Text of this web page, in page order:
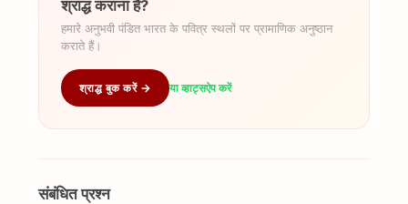
श्राद्ध कराना है?
हमारे अनुभवी पंडित भारत के पवित्र स्थलों पर प्रामाणिक अनुष्ठान
कराते हैं।
श्राद्ध बुक करें → या व्हाट्सऐप करें
संबंधित प्रश्न